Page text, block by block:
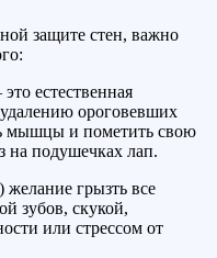
защите стен, важно
естественная
ороговевших
мышцы и пометить свою
на подушечках лап.
грызть все
зубов, скукой,
или стрессом от